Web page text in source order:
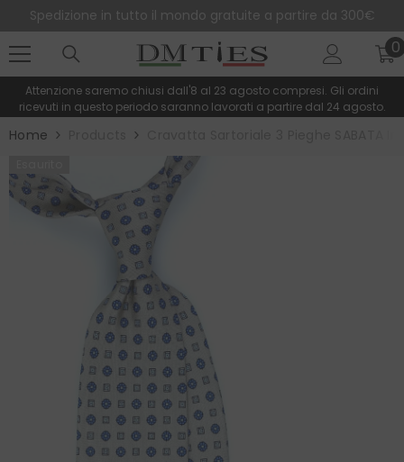
Spedizione in tutto il mondo gratuite a partire da 300€
00
Attenzione saremo chiusi dall'8 al 23 agosto compresi. Gli ordini
ricevuti in questo periodo saranno lavorati a partire dal 24 agosto.
Home